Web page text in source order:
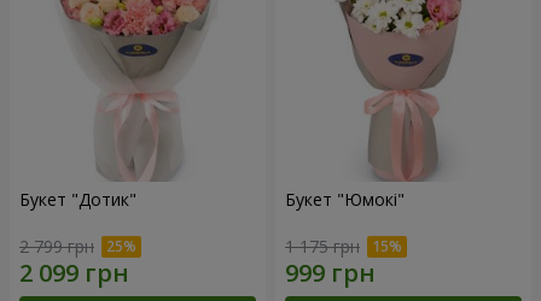
Букет "Дотик"
2 799 грн
Букет "Юмокі"
1 175 грн